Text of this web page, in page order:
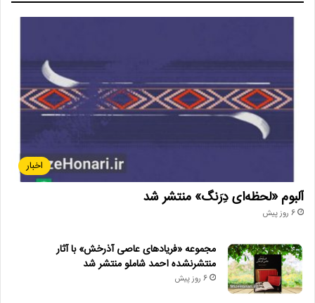
اخبار
آلبوم «لحظه‌ای دِرَنگ» منتشر شد
6 روز پیش
مجموعه «فریادهای عاصی آذرخش» با آثار
منتشرنشده احمد شاملو منتشر شد
6 روز پیش